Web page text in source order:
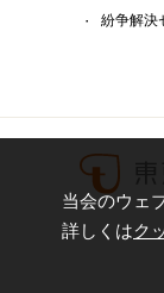
当会のウェ
詳しくはク
紛争解決